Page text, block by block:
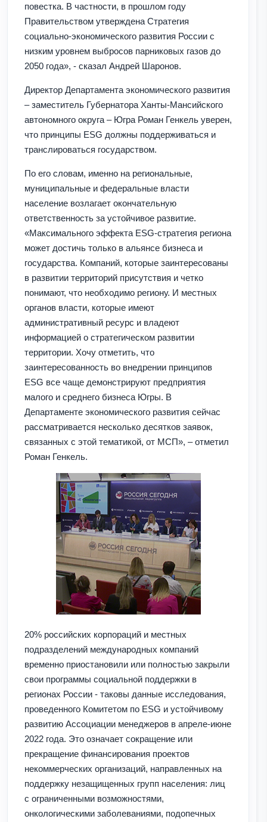
повестка. В частности, в прошлом году
Правительством утверждена Стратегия
социально-экономического развития России с
низким уровнем выбросов парниковых газов до
2050 года», - сказал Андрей Шаронов.
Директор Департамента экономического развития
– заместитель Губернатора Ханты-Мансийского
автономного округа – Югра Роман Генкель уверен,
что принципы ESG должны поддерживаться и
транслироваться государством.
По его словам, именно на региональные,
муниципальные и федеральные власти
население возлагает окончательную
ответственность за устойчивое развитие.
«Максимального эффекта ESG-стратегия региона
может достичь только в альянсе бизнеса и
государства. Компаний, которые заинтересованы
в развитии территорий присутствия и четко
понимают, что необходимо региону. И местных
органов власти, которые имеют
административный ресурс и владеют
информацией о стратегическом развитии
территории. Хочу отметить, что
заинтересованность во внедрении принципов
ESG все чаще демонстрируют предприятия
малого и среднего бизнеса Югры. В
Департаменте экономического развития сейчас
рассматривается несколько десятков заявок,
связанных с этой тематикой, от МСП», – отметил
Роман Генкель.
20% российских корпораций и местных
подразделений международных компаний
временно приостановили или полностью закрыли
свои программы социальной поддержки в
регионах России - таковы данные исследования,
проведенного Комитетом по ESG и устойчивому
развитию Ассоциации менеджеров в апреле-июне
2022 года. Это означает сокращение или
прекращение финансирования проектов
некоммерческих организаций, направленных на
поддержку незащищенных групп населения: лиц
с ограниченными возможностями,
онкологическими заболеваниями, подопечных